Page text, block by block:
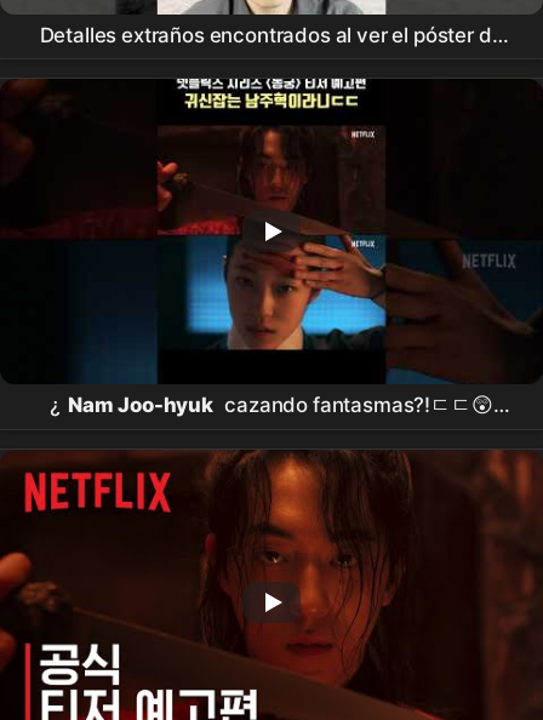
Detalles extraños encontrados al ver el póster de
The East Palace en Netflix #TikTokAmbassador
#theeastpalace #netflixkr #
¿ Nam Joo-hyuk cazando fantasmas?!ㄷㄷ😲
Estreno del tráiler de Netflix [ Donggung ] # 남주
혁 # 노윤서 # 조승우 #장 영남 #namjoohyuk